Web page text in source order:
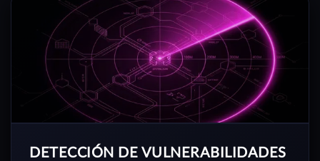
DETECCIÓN DE VULNERABILIDADES